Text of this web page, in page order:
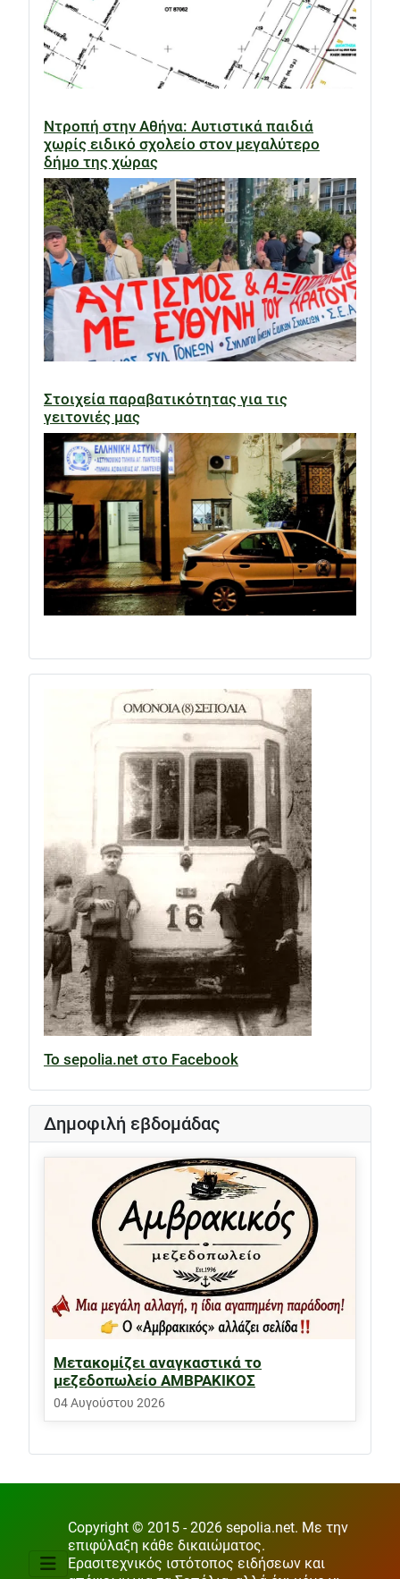
Ντροπή στην Αθήνα: Αυτιστικά παιδιά
χωρίς ειδικό σχολείο στον μεγαλύτερο
δήμο της χώρας
Στοιχεία παραβατικότητας για τις
γειτονιές μας
Το sepolia.net στο Facebook
Δημοφιλή εβδομάδας
Μετακομίζει αναγκαστικά το
μεζεδοπωλείο ΑΜΒΡΑΚΙΚΟΣ
04 Αυγούστου 2026
Copyright © 2015 - 2026 sepolia.net. Με την
επιφύλαξη κάθε δικαιώματος.
Ερασιτεχνικός ιστότοπος ειδήσεων και